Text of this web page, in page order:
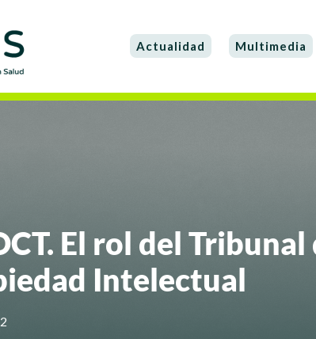
Actualidad Multimedia
El rol del
Intelectual